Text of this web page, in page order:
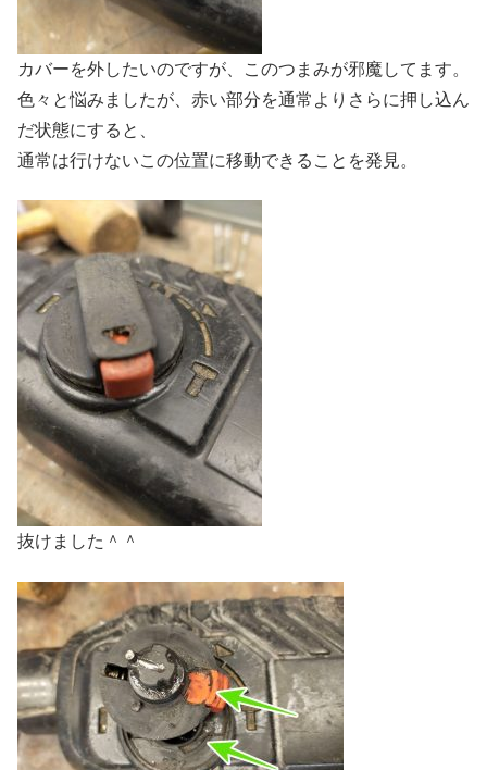
カバーを外したいのですが、このつまみが邪魔してます。
色々と悩みましたが、赤い部分を通常よりさらに押し込ん
だ状態にすると、
通常は行けないこの位置に移動できることを発見。
抜けました＾＾